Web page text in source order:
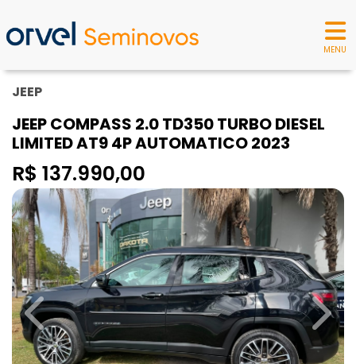
MENU
JEEP
JEEP COMPASS 2.0 TD350 TURBO DIESEL
LIMITED AT9 4P AUTOMATICO 2023
R$ 137.990,00
Previous Next